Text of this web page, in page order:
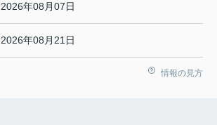
2026年08月07日
2026年08月21日
情報の見方